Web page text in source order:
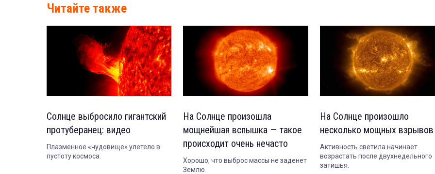
Читайте также
Солнце выбросило гигантский
протуберанец: видео
Плазменное «чудовище» улетело в
пустоту космоса.
На Солнце произошла
мощнейшая вспышка — такое
происходит очень нечасто
Хорошо, что выброс массы не заденет
Землю
На Солнце произошло
несколько мощных взрывов
Активность светила начинает
возрастать после двухнедельного
затишья.